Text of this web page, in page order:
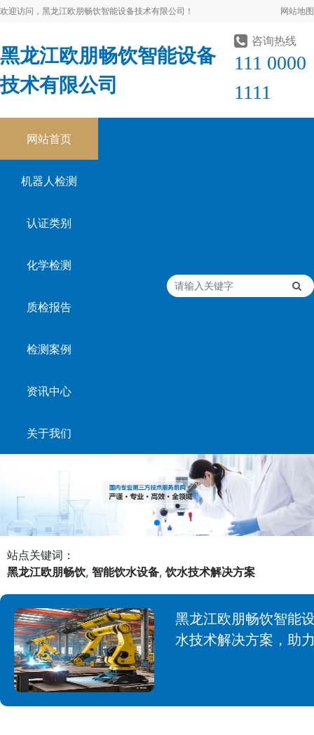
欢迎访问，黑龙江欧朋畅饮智能设备技术有限公司！ 网站地图
黑龙江欧朋畅饮智能设备
技术有限公司
咨询热线
111 0000
1111
网站首页
机器人检测
认证类别
化学检测
质检报告
检测案例
资讯中心
关于我们
站点关键词：
黑龙江欧朋畅饮, 智能饮水设备,饮水技术解决方案
黑龙江欧朋畅饮智能
水技术解决方案，助